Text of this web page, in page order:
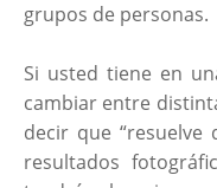
grupos de personas.
Si usted tiene en
cambiar entre
decir que “resuelve
resultados